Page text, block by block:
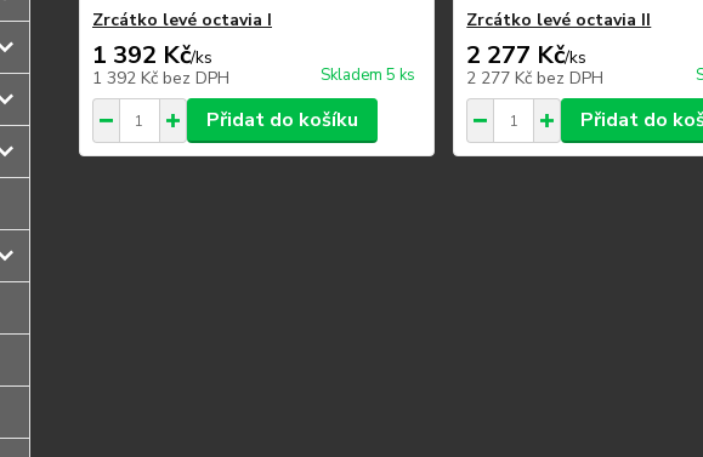
Zrcátko levé octavia I
1 392 Kč/ks
1 392 Kč bez DPH Skladem 5 ks
Přidat do košíku
Zrcátko levé octavia II
2 277 Kč/ks
2 277 Kčbez DPH
Přidat do